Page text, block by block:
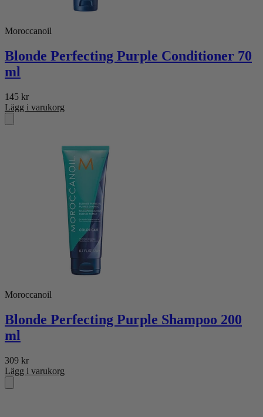
Moroccanoil
Blonde Perfecting Purple Conditioner 70
ml
145 kr
Lägg i varukorg
Moroccanoil
Blonde Perfecting Purple Shampoo 200
ml
309 kr
Lägg i varukorg